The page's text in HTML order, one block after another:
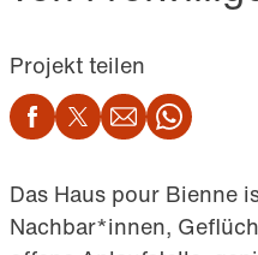
Projekt teilen
Facebook
Twitter
Email
Das Haus pour Bienne
Nachbar*innen,